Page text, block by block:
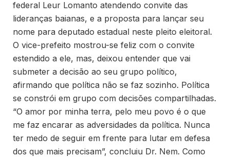
federal Leur Lomanto atendendo convite das
lideranças baianas, e a proposta para lançar seu
nome para deputado estadual neste pleito eleitoral.
O vice-prefeito mostrou-se feliz com o convite
estendido a ele, mas, deixou entender que vai
submeter a decisão ao seu grupo político,
afirmando que política não se faz sozinho. Política
se constrói em grupo com decisões compartilhadas.
“O amor por minha terra, pelo meu povo é o que
me faz encarar as adversidades da política. Nunca
ter medo de seguir em frente para lutar em defesa
dos que mais precisam”, concluiu Dr. Nem. Como